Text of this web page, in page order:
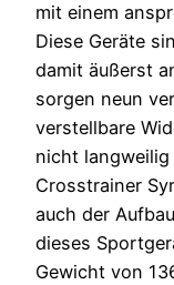
mit einem
Diese Geräte
damit äußerst
sorgen neun
verstellbare
nicht
Crosstrainer
auch der
dieses
Gewicht von